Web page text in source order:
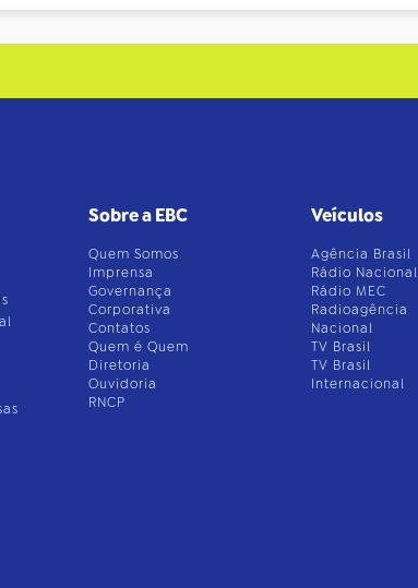
Sobre a EBC
Quem Somos
Imprensa
Governança
Corporativa
Contatos
Quem é Quem
Diretoria
Ouvidoria
RNCP
Veículos
Agência Brasil
Rádio Nacional
Rádio MEC
Radioagência
Nacional
TV Brasil
TV Brasil
Internacional